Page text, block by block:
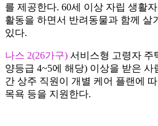
를 제공한다. 60세 이상 자립 생활
활동을 하면서 반려동물과 함께 살
있다.
나스 2(26가구) 서비스형 고령자 주
양등급 4~5에 해당) 이상을 받은 사
간 상주 직원이 개별 케어 플랜에
목욕 등을 지원한다.